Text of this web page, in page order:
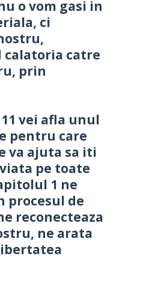
o vom gasi in
ci
calatoria catre
prin
vei afla unul
pentru care
va ajuta sa iti
pe toate
1 ne
procesul de
reconecteaza
ne arata